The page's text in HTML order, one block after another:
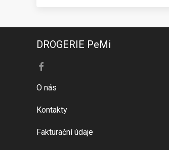
DROGERIE PeMi
O nás
Kontakty
Fakturační údaje